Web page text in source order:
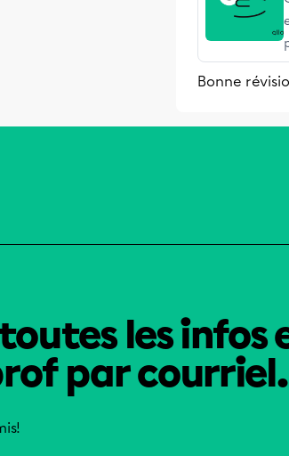
Bonne
les infos
par courriel.